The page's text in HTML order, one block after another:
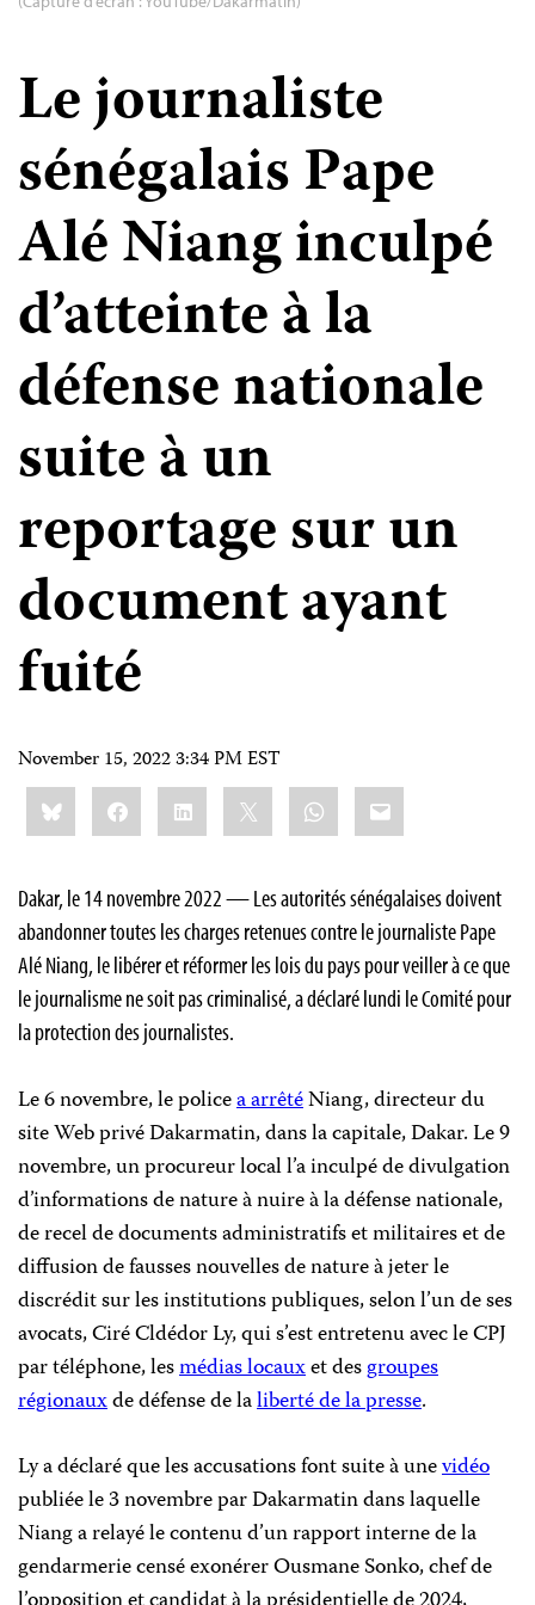
Le journaliste
sénégalais Pape
Alé Niang inculpé
d’atteinte à la
défense nationale
suite à un
reportage sur un
document ayant
fuité
November 15, 2022 3:34 PM EST
Share
this:BlueskyFacebookLinkedIn WhatsApp
Email
Dakar, le 14 novembre 2022 — Les autorités sénégalaises doivent
abandonner toutes les charges retenues contre le journaliste Pape
Alé Niang, le libérer et réformer les lois du pays pour veiller à ce que
le journalisme ne soit pas criminalisé, a déclaré lundi le Comité pour
la protection des journalistes.
Le 6 novembre, le policea arrêtéNiang, directeur du
site Web privé Dakarmatin, dans la capitale, Dakar. Le 9
novembre, un procureur local l’a inculpé de divulgation
d’informations de nature à nuire à la défense nationale,
de recel de documents administratifs et militaires et de
diffusion de fausses nouvelles de nature à jeter le
discrédit sur les institutions publiques, selon l’un de ses
avocats, Ciré Cldédor Ly, qui s’est entretenu avec le CPJ
par téléphone, lesmédias locauxet desgroupes
régionauxde défense de laliberté de la presse.
Ly a déclaré que les accusations font suite à unevidéo
publiée le 3 novembre par Dakarmatin dans laquelle
Niang a relayé le contenu d’un rapport interne de la
gendarmerie censé exonérer Ousmane Sonko, chef de